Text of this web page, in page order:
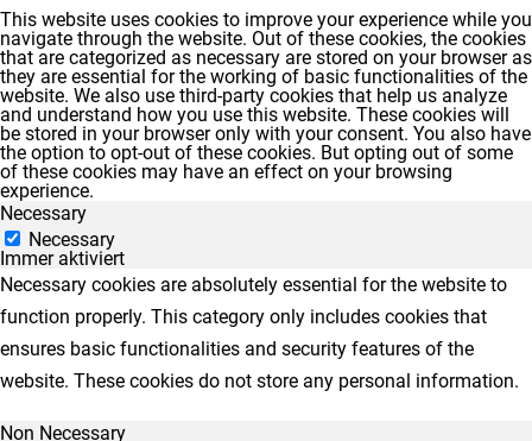
This website uses cookies to improve your experience while you
navigate through the website. Out of these cookies, the cookies
that are categorized as necessary are stored on your browser as
they are essential for the working of basic functionalities of the
website. We also use third-party cookies that help us analyze
and understand how you use this website. These cookies will
be stored in your browser only with your consent. You also have
the option to opt-out of these cookies. But opting out of some
of these cookies may have an effect on your browsing
experience.
Necessary
Necessary
Immer aktiviert
Necessary cookies are absolutely essential for the website to
function properly. This category only includes cookies that
ensures basic functionalities and security features of the
website. These cookies do not store any personal information.
Non Necessary